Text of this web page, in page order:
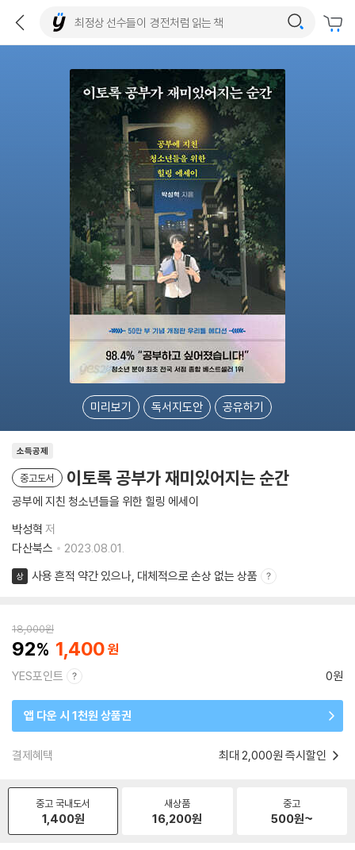
미리보기 독서지도안 공유하기
소득공제
중고도서 이토록 공부가 재미있어지는 순간
공부에 지친 청소년들을 위한 힐링 에세이
박성혁 저
다산북스
2023.08.01.
상 사용 흔적 약간 있으나, 대체적으로 손상 없는 상품
18,000원
92 1,400
YES포인트 0원
앱 다운 시 1천원 상품권
결제혜택 최대 2,000원 즉시할인
중고 국내도서
1,400원
새상품
16,200원
중고
500원~